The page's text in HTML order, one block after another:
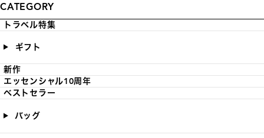
CATEGORY
トラベル特集
ギフト
新作
エッセンシャル10周年
ベストセラー
バッグ